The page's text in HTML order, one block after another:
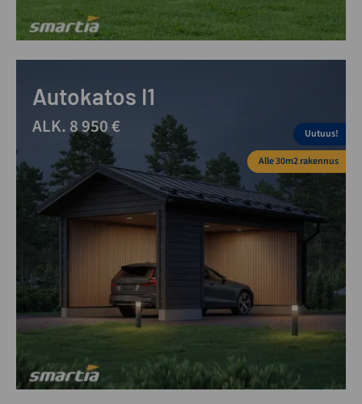
Autokatos I1
ALK. 8 950 €
Uutuus!
Alle 30m2 rakennus